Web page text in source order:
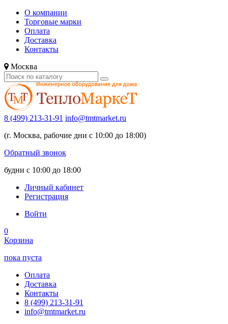
О компании
Торговые марки
Оплата
Доставка
Контакты
Москва
8 (499) 213-31-91 info@tmtmarket.ru
(г. Москва, рабочие дни с 10:00 до 18:00)
Обратный звонок
будни с 10:00 до 18:00
Личный кабинет
Регистрация
Войти
0
Корзина
пока пуста
Оплата
Доставка
Контакты
8 (499) 213-31-91
info@tmtmarket.ru